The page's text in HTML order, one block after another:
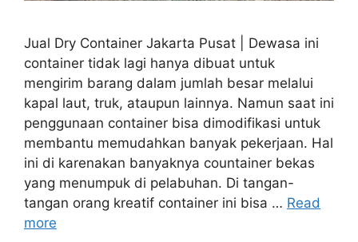
Jual Dry Container Jakarta Pusat | Dewasa ini
container tidak lagi hanya dibuat untuk
mengirim barang dalam jumlah besar melalui
kapal laut, truk, ataupun lainnya. Namun saat ini
penggunaan container bisa dimodifikasi untuk
membantu memudahkan banyak pekerjaan. Hal
ini di karenakan banyaknya countainer bekas
yang menumpuk di pelabuhan. Di tangan-
tangan orang kreatif container ini bisa … Read
more